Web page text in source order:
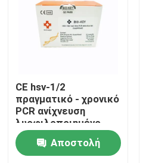
Εμφάνιση VR
Περίπου εμείς
Γύρος εργοστασίων
Ποιοτικός έλεγχος
Μας ελάτε σε επαφή με
CE hsv-1/2
πραγματικό - χρονικό
PCR ανίχνευση
λυοφιλοποιημένο
εξάρτηση 24tests/Kit
Αποστολή